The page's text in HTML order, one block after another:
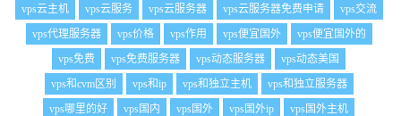
vps云主机
vps云服务 vps云服务器 vps云服务器免费申请
vps交流
vps代理服务器
vps价格 vps作用 vps便宜国外
vps便宜国外的
vps免费
vps免费服务器 vps动态服务器
vps动态美国
vps和cvm区别
vps和ip vps和独立主机
vps和独立服务器
vps哪里的好
vps国内 vps国外 vps国外ip
vps国外主机